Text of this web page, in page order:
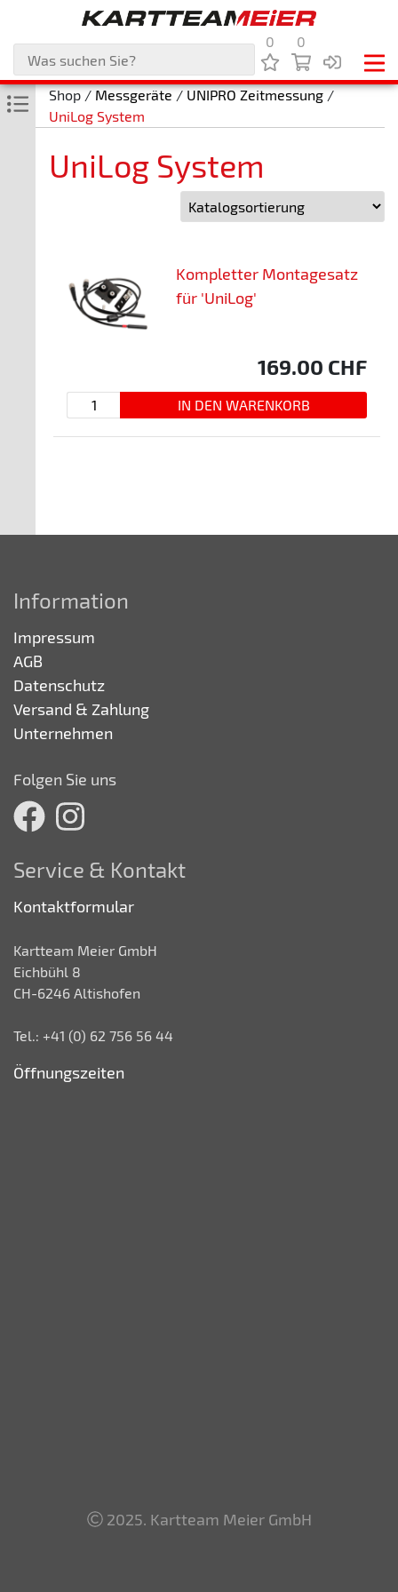
0 0
Shop /Messgeräte/UNIPRO Zeitmessung/
UniLog System
UniLog System
Kompletter Montagesatz
für 'UniLog'
169.00 CHF
Information
Impressum
AGB
Datenschutz
Versand & Zahlung
Unternehmen
Folgen Sie uns
Service & Kontakt
Kontaktformular
Kartteam Meier GmbH
Eichbühl 8
CH-6246 Altishofen
Tel.: +41 (0) 62 756 56 44
Öffnungszeiten
2025. Kartteam Meier GmbH